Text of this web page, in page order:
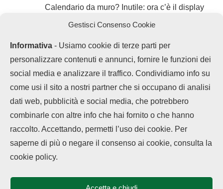
Gestisci Consenso Cookie
Informativa - Usiamo cookie di terze parti per
personalizzare contenuti e annunci, fornire le funzioni dei
social media e analizzare il traffico. Condividiamo info su
come usi il sito a nostri partner che si occupano di analisi
dati web, pubblicità e social media, che potrebbero
combinarle con altre info che hai fornito o che hanno
raccolto. Accettando, permetti l’uso dei cookie. Per
saperne di più o negare il consenso ai cookie, consulta la
cookie policy.
Calendario da muro? Inutile: ora c’è il display
Chi siamo Contatti Disclaimer
Privacy Policy